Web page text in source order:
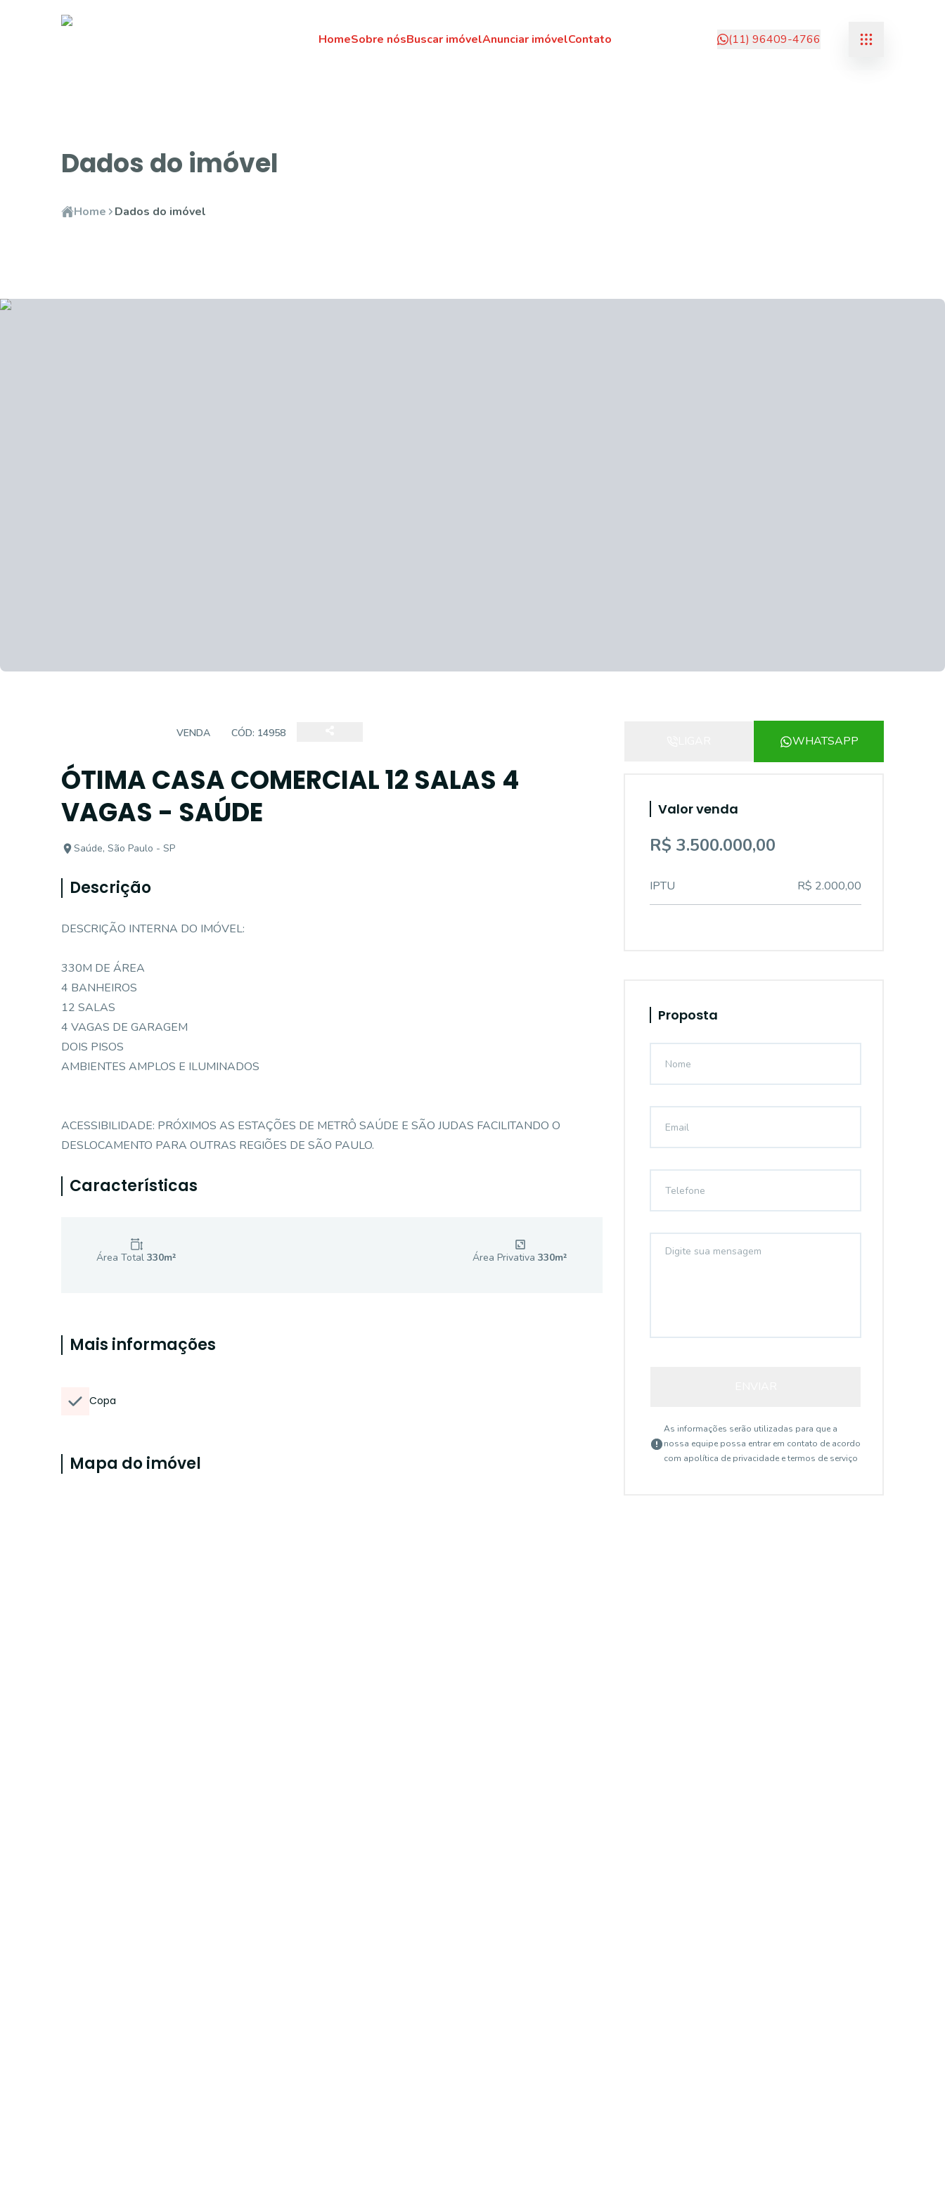
HomeSobre nósBuscar imóvelAnunciar imóvelContato (11) 96409-4766
Dados do imóvel
Home Dados do imóvel
VENDA CÓD: 14958
ÓTIMA CASA COMERCIAL 12 SALAS 4
VAGAS - SAÚDE
Saúde, São Paulo - SP
Descrição
DESCRIÇÃO INTERNA DO IMÓVEL:
330M DE ÁREA
4 BANHEIROS
12 SALAS
4 VAGAS DE GARAGEM
DOIS PISOS
AMBIENTES AMPLOS E ILUMINADOS
ACESSIBILIDADE: PRÓXIMOS AS ESTAÇÕES DE METRÔ SAÚDE E SÃO JUDAS FACILITANDO O
DESLOCAMENTO PARA OUTRAS REGIÕES DE SÃO PAULO.
Características
Área Total 330m² Área Privativa 330m²
Mais informações
Copa
Mapa do imóvel
WHATSAPP
Valor venda
R$ 3.500.000,00
IPTU R$ 2.000,00
Proposta
As informações serão utilizadas para que a
nossa equipe possa entrar em contato de acordo
com apolítica de privacidade e termos de serviço